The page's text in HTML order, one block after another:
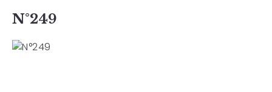
N°249